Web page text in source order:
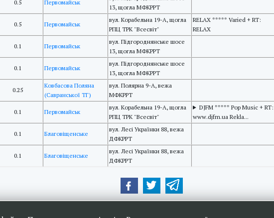
0.5 Первомайськ
13, щогла МФКРРТ
0.5 Первомайськ
вул. Корабельна 19-А, щогла
РПЦ ТРК "Всесвіт"
RELAX ***** Varied + RT:
RELAX
0.1 Первомайськ
вул. Підгороднянське шосе
13, щогла МФКРРТ
0.1 Первомайськ
вул. Підгороднянське шосе
13, щогла МФКРРТ
0.25
Ковбасова Поляна
(Савранської ТГ)
вул. Полярна 9-A, вежа
МФКРРТ
0.1 Первомайськ
вул. Корабельна 19-А, щогла
РПЦ ТРК "Всесвіт"
DJFM ***** Pop Music + RT:
www.djfm.ua Rekla...
0.1 Благовіщенське
вул. Лесі Українки 88, вежа
ДФКРРТ
0.1 Благовіщенське
вул. Лесі Українки 88, вежа
ДФКРРТ